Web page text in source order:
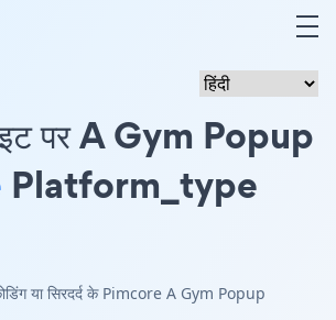
पर A Gym Popup
Platform_type
या सिरदर्द के Pimcore A Gym Popup